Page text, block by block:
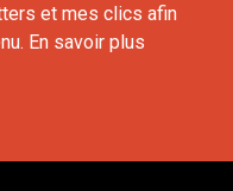
et mes clics afin
En savoir plus